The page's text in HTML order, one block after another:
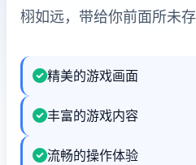
栩如远，带给你前面所未
精美的游戏画面
丰富的游戏内容
流畅的操作体验